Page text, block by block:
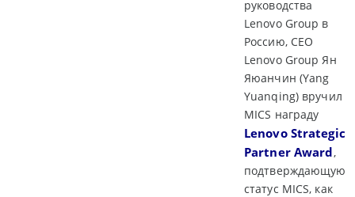
руководства
Lenovo Group в
Россию, CEO
Lenovo Group Ян
Яюанчин (Yang
Yuanqing) вручил
MICS награду
Lenovo Strategic
Partner Award,
подтверждающую
статус MICS, как